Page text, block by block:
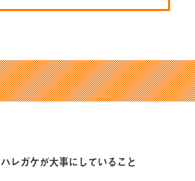
ハレガケが大事にしていること